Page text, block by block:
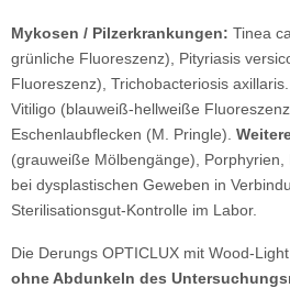
Mykosen / Pilzerkrankungen: Tinea
grünliche Fluoreszenz), Pityriasis
Fluoreszenz), Trichobacteriosis axillaris.
Vitiligo (blauweiß-hellweiße
Eschenlaubflecken (M. Pringle).
(grauweiße Mölbengänge),
bei dysplastischen Geweben in
Sterilisationsgut-Kontrolle im Labor.
Die Derungs OPTICLUX mit Wood-
ohne Abdunkeln des